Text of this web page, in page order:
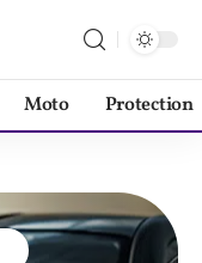
Moto Protection